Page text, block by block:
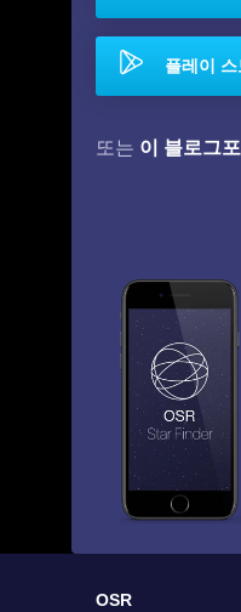
플레이
또는 이 블로그
OSR